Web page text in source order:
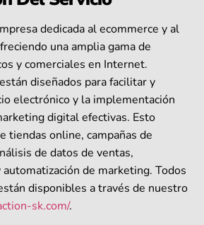
dedicada al ecommerce y al
una amplia gama de
y comerciales en Internet.
diseñados para facilitar y
electrónico y la implementación
digital efectivas. Esto
tiendas online, campañas de
de datos de ventas,
automatización de marketing. Todos
disponibles a través de nuestro
sk.com/.